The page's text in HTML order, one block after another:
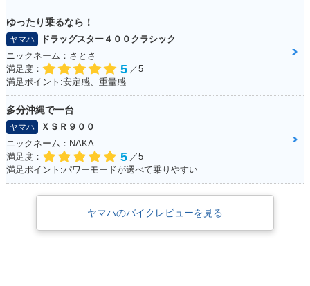
ゆったり乗るなら！
ヤマハ
ドラッグスター４００クラシック
ニックネーム：さとさ
満足度：
5 ／5
満足ポイント:安定感、重量感
多分沖縄で一台
ヤマハ
ＸＳＲ９００
ニックネーム：NAKA
満足度：
5 ／5
満足ポイント:パワーモードが選べて乗りやすい
ヤマハのバイクレビューを見る